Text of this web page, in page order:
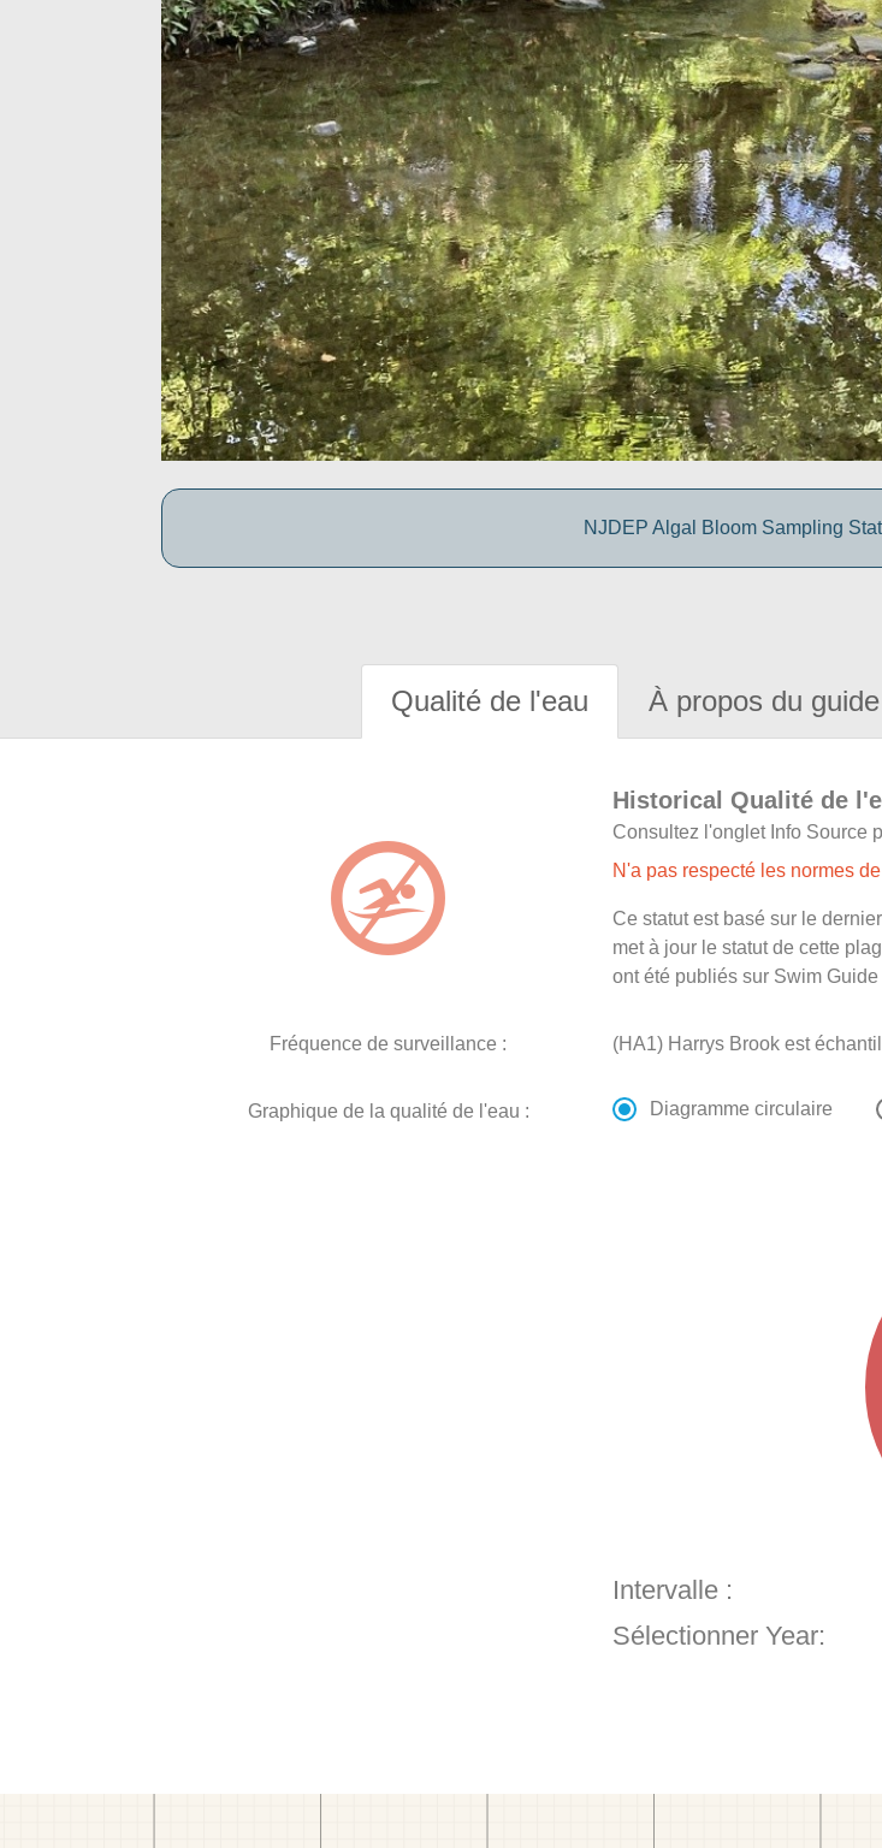
NJDEP Algal Bloom Sampling
Qualité de l'eau À propos du guide
Historical Qualité de
Consultez l'onglet Info Source
N'a pas respecté les normes
Ce statut est basé sur le
met à jour le statut de cette
ont été publiés sur Swim
Fréquence de surveillance : (HA1) Harrys Brook est
Graphique de la qualité de l'eau : Diagramme circulaire
Intervalle :
Sélectionner Year: